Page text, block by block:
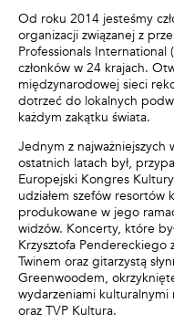
Od roku 2014 jesteśmy
organizacji związanej z
Professionals International
członków w 24 krajach.
międzynarodowej sieci
dotrzeć do lokalnych
każdym zakątku świata.
Jednym z
ostatnich latach był,
Europejski Kongres
udziałem szefów
produkowane w jego
widzów. Koncerty, które
Krzysztofa
Twinem oraz gitarzystą
Greenwoodem,
wydarzeniami
oraz TVP Kultura.